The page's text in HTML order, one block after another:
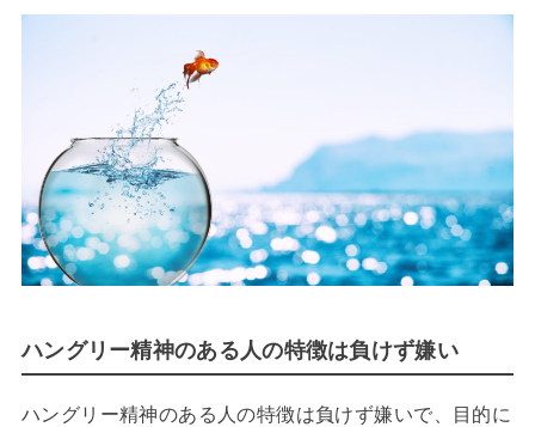
ハングリー精神のある人の特徴は負けず嫌い
ハングリー精神のある人の特徴は負けず嫌いで、目的に